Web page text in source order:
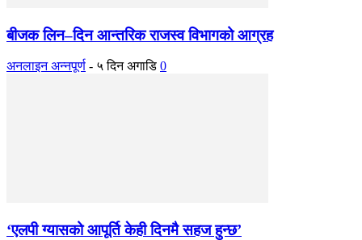
बीजक लिन–दिन आन्तरिक राजस्व विभागको आग्रह
अनलाइन अन्नपूर्ण - ५ दिन अगाडि 0
‘एलपी ग्यासको आपूर्ति केही दिनमै सहज हुन्छ’